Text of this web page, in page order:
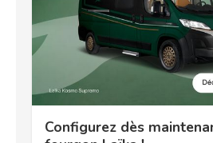
Configurez dès